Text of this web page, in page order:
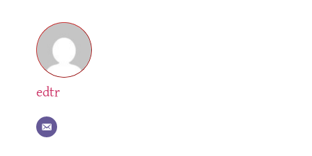
edtr